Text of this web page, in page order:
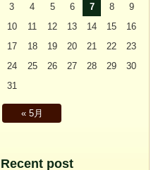
« 5月
3
4 5 6 7 8
9
10
11 12 13 14 15
16
17
18 19 20 21 22
23
24
25 26 27 28 29
30
31
Recent post